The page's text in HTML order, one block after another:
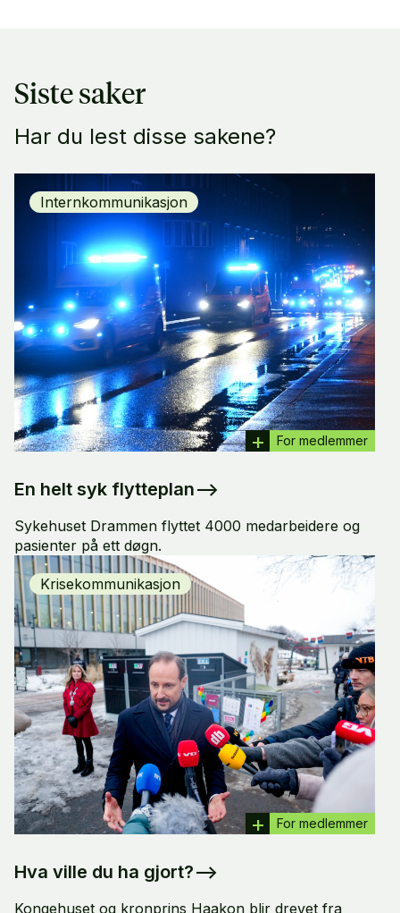
Siste saker
Har du lest disse sakene?
Internkommunikasjon
For medlemmer
En helt syk flytteplan–>
Sykehuset Drammen flyttet 4000 medarbeidere og
pasienter på ett døgn.
Krisekommunikasjon
For medlemmer
Hva ville du ha gjort?–>
Kongehuset og kronprins Haakon blir drevet fra